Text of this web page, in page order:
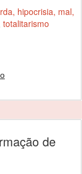
hipocrisia mal
totalitarismo
de